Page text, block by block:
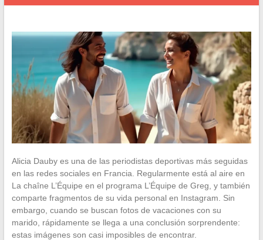
Alicia Dauby es una de las periodistas deportivas más seguidas
en las redes sociales en Francia. Regularmente está al aire en
La chaîne L’Équipe en el programa L’Équipe de Greg, y también
comparte fragmentos de su vida personal en Instagram. Sin
embargo, cuando se buscan fotos de vacaciones con su
marido, rápidamente se llega a una conclusión sorprendente:
estas imágenes son casi imposibles de encontrar.